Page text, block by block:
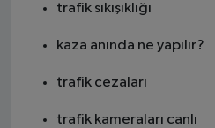
trafik sıkışıklığı
kaza anında ne yapılır?
trafik cezaları
trafik kameraları canlı